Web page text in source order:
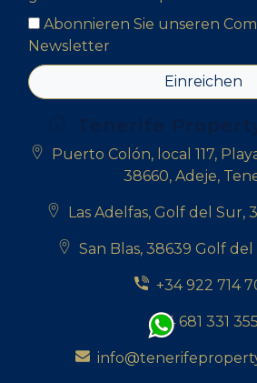
Abonnieren Sie unseren
Newsletter
Einreichen
Puerto Colón, local 117,
38660, Adeje,
Las Adelfas, Golf del Sur,
San Blas, 38639 Golf
+34 922 714
+34 681 331 355